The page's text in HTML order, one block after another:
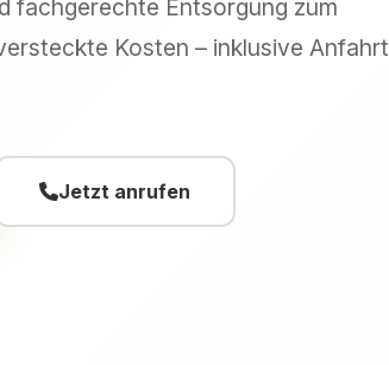
fachgerechte Entsorgung zum
Kosten – inklusive Anfahrt
Jetzt anrufen